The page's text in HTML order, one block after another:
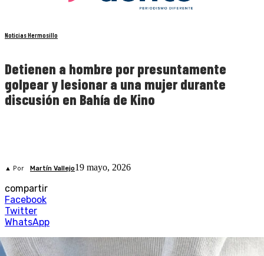
Noticias Hermosillo
Detienen a hombre por presuntamente
golpear y lesionar a una mujer durante
discusión en Bahía de Kino
▲ Por Martín Vallejo19 mayo, 2026
compartir
Facebook
Twitter
WhatsApp